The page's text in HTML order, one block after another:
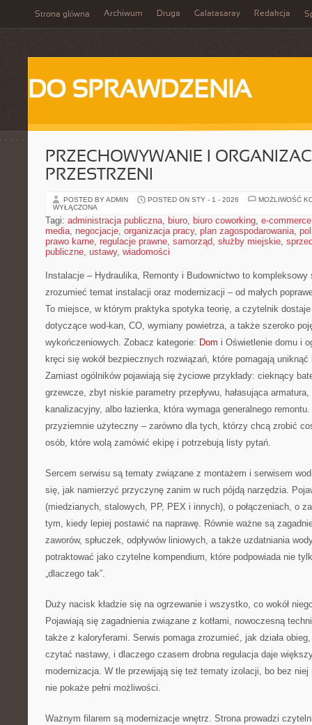
Strona główna Archiwum Druga Galatasaray Redakcja
DO SPRAWDZENIA
PRZECHOWYWANIE I
PRZESTRZENI
POSTED BY ADMIN POSTED ON STY - 1 - 2026
MOŻLIWOŚĆ
WYŁĄCZONA
Tagi: administracja publiczna, biuro, biuro coworking, e-commerce
media, negocjacje, organizacja pracy, plan zagospodarowania,
prawo karne, regulacje prawne, samorząd, służby miejskie,
publiczne, ustawy, wiadomości
Instalacje – Hydraulika, Remonty i Budownictwo to
zrozumieć temat instalacji oraz modernizacji – od małych
To miejsce, w którym praktyka spotyka teorię, a czytelnik dostaje
dotyczące wod-kan, CO, wymiany powietrza, a także szeroko
wykończeniowych. Zobacz kategorie: Dom i Oświetlenie domu i
kręci się wokół bezpiecznych rozwiązań, które pomagają uniknąć
Zamiast ogólników pojawiają się życiowe przykłady: cieknący
grzewcze, zbyt niskie parametry przepływu, hałasująca
kanalizacyjny, albo łazienka, która wymaga generalnego
przyziemnie użyteczny – zarówno dla tych, którzy chcą zrobić
osób, które wolą zamówić ekipę i potrzebują listy pytań.
Sercem serwisu są tematy związane z montażem i serwisem
się, jak namierzyć przyczynę zanim w ruch pójdą narzędzia.
(miedzianych, stalowych, PP, PEX i innych), o połączeniach, o
tym, kiedy lepiej postawić na naprawę. Równie ważne są
zaworów, spłuczek, odpływów liniowych, a także uzdatniania
potraktować jako czytelne kompendium, które podpowiada nie
„dlaczego tak”.
Duży nacisk kładzie się na ogrzewanie i wszystko, co wokół
Pojawiają się zagadnienia związane z kotłami, nowoczesną
także z kaloryferami. Serwis pomaga zrozumieć, jak działa
czytać nastawy, i dlaczego czasem drobna regulacja daje
modernizacja. W tle przewijają się też tematy izolacji, bo bez niej
nie pokaże pełni możliwości.
Ważnym filarem są modernizacje wnętrz. Strona prowadzi